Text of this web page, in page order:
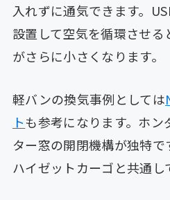
入れずに通気できます。
設置して空気を循環させる
がさらに小さくなります。
軽バンの換気事例としては
トも参考になります。ホン
ター窓の開閉機構が独特
ハイゼットカーゴと共通し